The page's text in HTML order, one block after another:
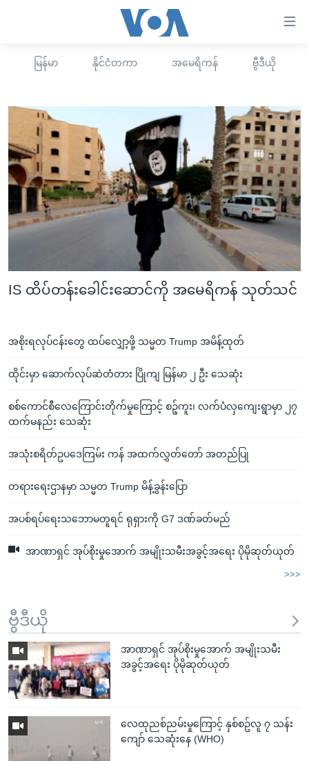
လွယ်ကူ
သည့်
များ
ပင်မ
အကြောင်းအရာ
သို့
ကျော်
ပင်မ
စာမျက်နှာ
ကြည့်
ရန်
ကျော်
မူလစာမျက်နှာ
ကမ္ဘာ့သတင်းများ
နိုင်ငံတကာ
အမေရိကန်
တရုတ်
အစ္စရေး-ပါလက်စတိုင်း
ဗွီဒီယို
သတင်းလွတ်လပ်ခွင့်
ရပ်ဝန်းတခု လမ်းတခု အလွန်
အင်္ဂလိပ်စာလေ့လာမယ်
မကြေးမုံရဲ့ အင်္ဂလိပ်စာ
ရုပ်ရှင်ထဲက အင်္ဂလိပ်စာ
ရေဒီယို
တီဗွီ
ရေဒီယိုနှင့်ရုပ်သံ အချက်အလက်များ
ရေဒီယို/တီဗွီအစီအစဉ်
Learning English
ဗွီအိုအေ လူမှုကွန်ယက်များ
မြန်မာ နိုင်ငံတကာ အမေရိကန် ဗွီဒီယို
IS ထိပ်တန်းခေါင်းဆောင်ကို အမေရိကန် သုတ်သင်
အစိုးရလုပ်ငန်းတွေ ထပ်လျှော့ဖို့ သမ္မတ Trump အမိန့်ထုတ်
ထိုင်းမှာ ဆောက်လုပ်ဆဲတံတား ပြိုကျ မြန်မာ ၂ ဦး သေဆုံး
စစ်ကောင်စီလေကြောင်းတိုက်မှုကြောင့် စဉ့်ကူး၊ လက်ပံလှကျေးရွာမှာ ၂၇
ထက်မနည်း သေဆုံး
အသုံးစရိတ်ဥပဒေကြမ်း ကန် အထက်လွှတ်တော် အတည်ပြု
တရားရေးဌာနမှာ သမ္မတ Trump မိန့်ခွန်းပြော
အပစ်ရပ်ရေးသဘောမတူရင် ရုရှားကို G7 ဒဏ်ခတ်မည်
အာဏာရှင် အုပ်စိုးမှုအောက် အမျိုးသမီးအခွင့်အရေး ပိုမိုဆုတ်ယုတ်
>>>
ဗွီဒီယို
အာဏာရှင် အုပ်စိုးမှုအောက် အမျိုးသမီး
အခွင့်အရေး ပိုမိုဆုတ်ယုတ်
လေထုညစ်ညမ်းမှုကြောင့် နှစ်စဥ်လူ ၇ သန်း
ကျော် သေဆုံးနေ (WHO)